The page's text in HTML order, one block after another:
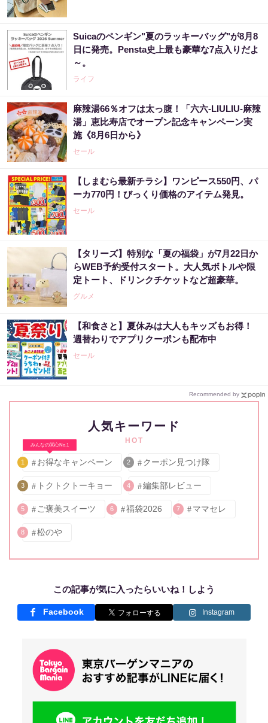
Suicaのペンギン"夏のラッキーバッグ"が8月8
日に発売。Pensta史上最も豪華な7点入りだよ
～。
ライフ
麻辣湯66％オフは太っ腹！「六六-LIULIU-麻辣
湯」恵比寿店でオープン記念キャンペーン実
施《8月6日から》
セール
【しまむら最新チラシ】ワンピース550円、パ
ーカ770円！びっくり価格のアイテム発見。
セール
【タリーズ】特別な「夏の福袋」が7月22日か
らWEB予約受付スタート。大人気ボトルや限
定トート、ドリンクチケットなど超豪華。
グルメ
【和食さと】夏休みは大人もキッズもお得！
週替わりでアプリクーポンも配布中
セール
Recommended by
人気キーワード
HOT
みんなの関心No.1
1 お得なキャンペーン 2 クーポン見つけ隊
3 トクトクトーキョー 4 編集部レビュー
5 ご褒美スイーツ 6 福袋2026 7 ママセレ
8 松のや
この記事が気に入ったらいいね！しよう
Facebook Instagram